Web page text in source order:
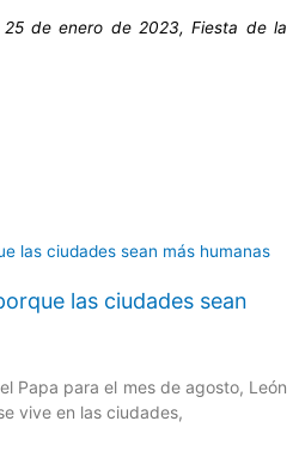
de enero de 2023, Fiesta de la
las ciudades sean
Papa para el mes de agosto, León
vive en las ciudades,